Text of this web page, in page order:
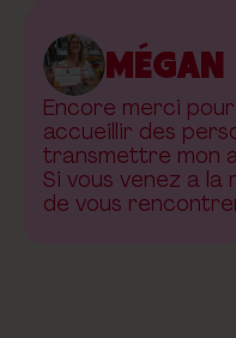
MÉGAN
Encore merci
accueillir des
transmettre mon
Si vous venez a la
de vous